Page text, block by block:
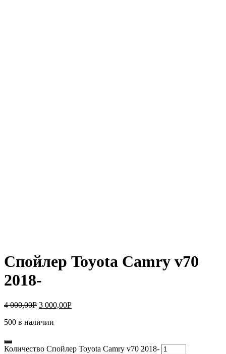
Спойлер Toyota Camry v70
2018-
4 000,00Р 3 000,00Р
500 в наличии
Количество Спойлер Toyota Camry v70 2018-